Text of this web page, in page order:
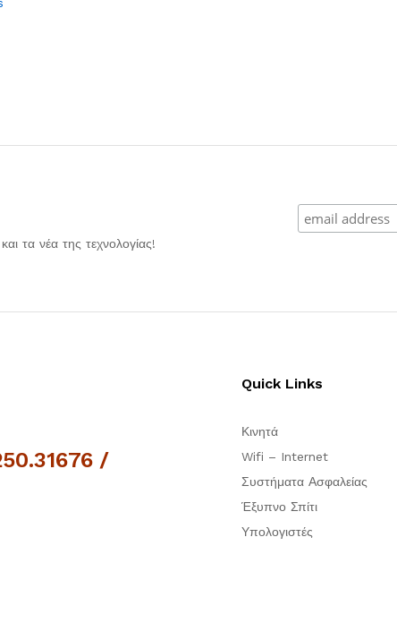
τα νέα της τεχνολογίας!
/
Quick Links
Κινητά
Wifi – Internet
Συστήματα Ασφαλείας
Έξυπνο Σπίτι
Υπολογιστές